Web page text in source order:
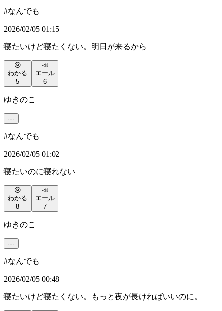
#なんでも
2026/02/05 01:15
寝たいけど寝たくない。明日が来るから
😢
わかる
5
📣
エール
6
ゆきのこ
#なんでも
2026/02/05 01:02
寝たいのに寝れない
😢
わかる
8
📣
エール
7
ゆきのこ
#なんでも
2026/02/05 00:48
寝たいけど寝たくない。もっと夜が長ければいいのに。